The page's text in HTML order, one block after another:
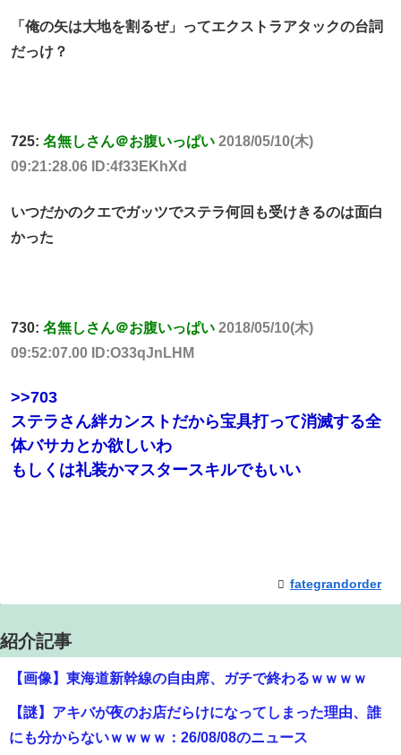
「俺の矢は大地を割るぜ」ってエクストラアタックの台詞
だっけ？
725: 名無しさん＠お腹いっぱい 2018/05/10(木)
09:21:28.06 ID:4f33EKhXd
いつだかのクエでガッツでステラ何回も受けきるのは面白
かった
730: 名無しさん＠お腹いっぱい 2018/05/10(木)
09:52:07.00 ID:O33qJnLHM
>>703
ステラさん絆カンストだから宝具打って消滅する全
体バサカとか欲しいわ
もしくは礼装かマスタースキルでもいい
fategrandorder
紹介記事
【画像】東海道新幹線の自由席、ガチで終わるｗｗｗｗ
【謎】アキバが夜のお店だらけになってしまった理由、誰
にも分からないｗｗｗｗ：26/08/08のニュース